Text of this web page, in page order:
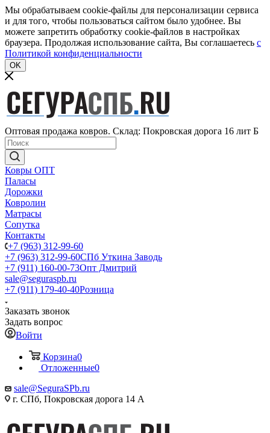
Мы обрабатываем cookie-файлы для персонализации сервиса
и для того, чтобы пользоваться сайтом было удобнее. Вы
можете запретить обработку cookie-файлов в настройках
браузера. Продолжая использование сайта, Вы соглашаетесь c
Политикой конфиденциальности
OK
Оптовая продажа ковров. Склад: Покровская дорога 16 лит Б
Ковры ОПТ
Паласы
Дорожки
Ковролин
Матрасы
Сопутка
Контакты
+7 (963) 312-99-60
+7 (963) 312-99-60СПб Уткина Заводь
+7 (911) 160-00-73Опт Дмитрий
sale@seguraspb.ru
+7 (911) 179-40-40Розница
Заказать звонок
Задать вопрос
Войти
Корзина0
Отложенные0
sale@SeguraSPb.ru
г. СПб, Покровская дорога 14 А